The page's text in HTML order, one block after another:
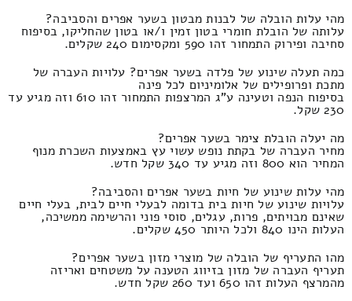
מהי עלות הובלה של לבנות מבטון בשער אפרים והסביבה?
עלותה של הובלת חומרי בטון זמין ו/או בטון שהחליקו, בסיפוח
סחיבה ופירוק התמחור זהו 590 ומקסימום 240 שקלים.
כמה תעלה שינוע של פלדה בשער אפרים? עלויות העברה של
מתכת ופרופילים של אלומיניום לכל פינה
בסיפוח הנפה וטעינה ע"ג המרצפות התמחור זהו 610 וזה מגיע עד
230 שקל.
מה יעלה הובלת צימר בשער אפרים?
מחיר העברה של בקתת נופש עשוי עץ באמצעות השכרת מנוף
המחיר הוא 800 וזה מגיע עד 340 שקל חדש.
מהי עלות שינוע של חיות בשער אפרים והסביבה?
עלויות שינוע של חיות בית בדומה לבעלי חיים לבית, בעלי חיים
שאינם מבויתים, פרות, עגלים, סוסי פוני והרשימה ממשיכה,
העלות הינו 840 ולכל היותר 450 שקלים.
מהו התעריף של הובלה של מוצרי מזון בשער אפרים?
תעריף העברה של מזון בזיווג הטענה על משטחים ואריזה
מהמרצף העלות זהו 650 ועד 260 שקל חדש.